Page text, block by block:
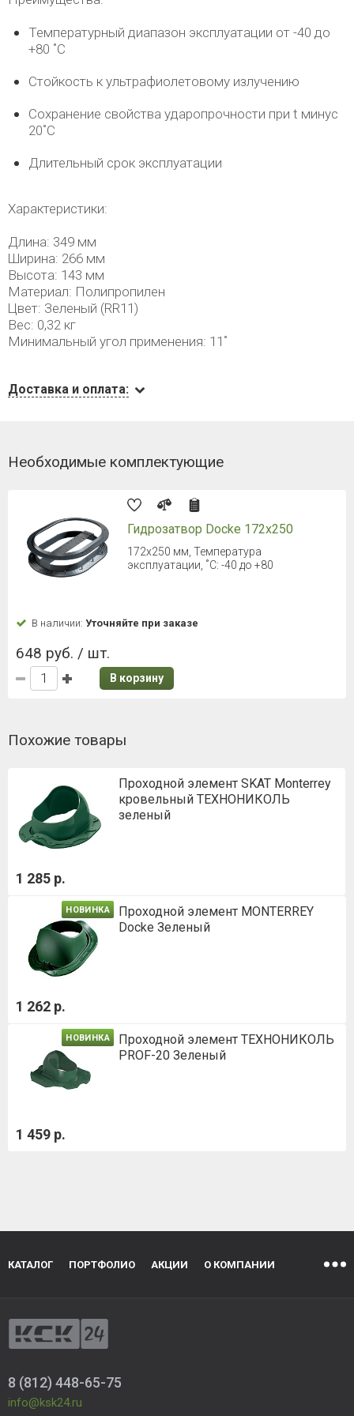
Температурный диапазон эксплуатации от -40 до
+80 ˚С
Стойкость к ультрафиолетовому излучению
Сохранение свойства ударопрочности при t минус
20˚C
Длительный срок эксплуатации
Характеристики:
Длина: 349 мм
Ширина: 266 мм
Высота: 143 мм
Материал: Полипропилен
Цвет: Зеленый (RR11)
Вес: 0,32 кг
Минимальный угол применения: 11˚
Доставка и оплата:
Необходимые комплектующие
Гидрозатвор Docke 172х250
172х250 мм, Температура
эксплуатации, ˚С: -40 до +80
В наличии: Уточняйте при заказе
648 руб. / шт.
В корзину
Похожие товары
Проходной элемент SKAT Monterrey
кровельный ТЕХНОНИКОЛЬ
зеленый
1 285 р.
НОВИНКА
Проходной элемент MONTERREY
Docke Зеленый
1 262 р.
НОВИНКА
Проходной элемент ТЕХНОНИКОЛЬ
PROF-20 Зеленый
1 459 р.
КАТАЛОГ ПОРТФОЛИО АКЦИИ О КОМПАНИИ
8 (812) 448-65-75
info@ksk24.ru